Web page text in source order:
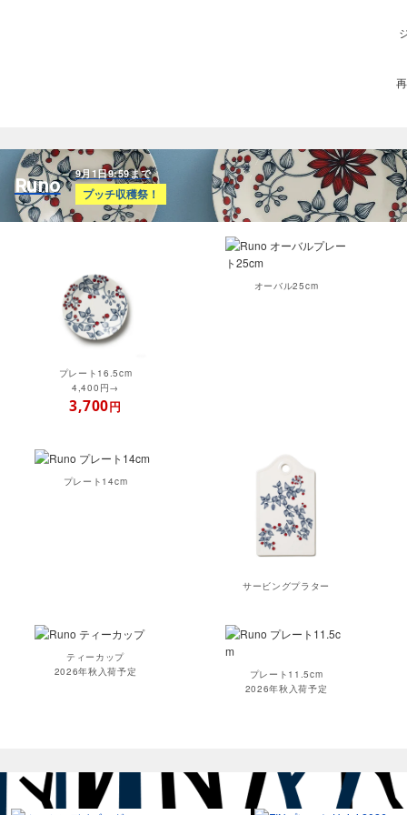
Runo
9月1日9:59まで
プッチ収穫祭！
プレート16.5cm
4,400円→
3,700円
オーバル25cm
プレート14cm
サービングプラター
ティーカップ
2026年秋入荷予定
プレート11.5cm
2026年秋入荷予定